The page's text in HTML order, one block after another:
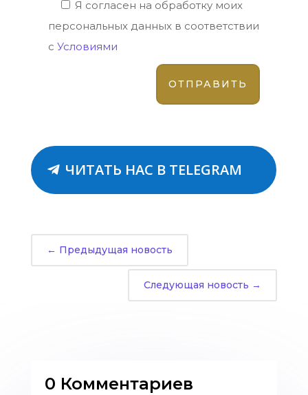
Я согласен на обработку моих
персональных данных в соответствии
с Условиями
ЧИТАТЬ НАС В TELEGRAM
← Предыдущая новость
Следующая новость →
0 Комментариев